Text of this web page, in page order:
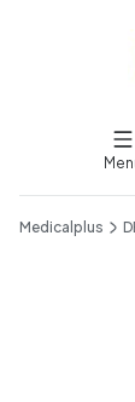
Medicalplus